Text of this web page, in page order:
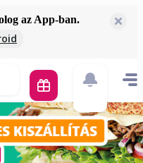
az App-ban.